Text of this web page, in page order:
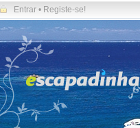
Entrar • Registe-se!